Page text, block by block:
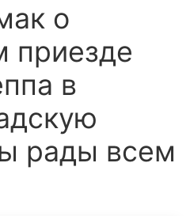
о
приезде
в
рады всем